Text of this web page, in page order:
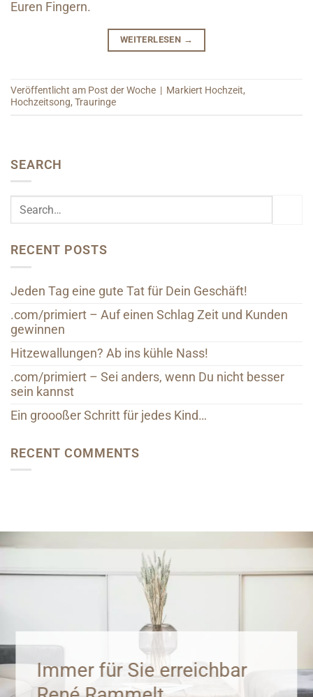
Euren Fingern.
WEITERLESEN →
Veröffentlicht am Post der Woche | Markiert Hochzeit,
Hochzeitsong, Trauringe
SEARCH
RECENT POSTS
Jeden Tag eine gute Tat für Dein Geschäft!
.com/primiert – Auf einen Schlag Zeit und Kunden
gewinnen
Hitzewallungen? Ab ins kühle Nass!
.com/primiert – Sei anders, wenn Du nicht besser
sein kannst
Ein groooßer Schritt für jedes Kind…
RECENT COMMENTS
Immer für Sie erreichbar